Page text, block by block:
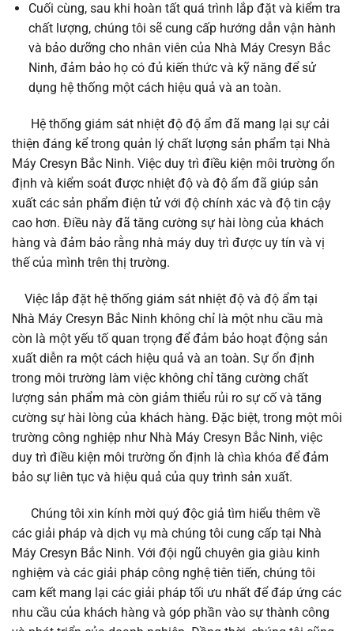
Cuối cùng, sau khi hoàn tất quá trình lắp đặt và kiểm tra
chất lượng, chúng tôi sẽ cung cấp hướng dẫn vận hành
và bảo dưỡng cho nhân viên của Nhà Máy Cresyn Bắc
Ninh, đảm bảo họ có đủ kiến thức và kỹ năng để sử
dụng hệ thống một cách hiệu quả và an toàn.
Hệ thống giám sát nhiệt độ độ ẩm đã mang lại sự cải
thiện đáng kể trong quản lý chất lượng sản phẩm tại Nhà
Máy Cresyn Bắc Ninh. Việc duy trì điều kiện môi trường ổn
định và kiểm soát được nhiệt độ và độ ẩm đã giúp sản
xuất các sản phẩm điện tử với độ chính xác và độ tin cậy
cao hơn. Điều này đã tăng cường sự hài lòng của khách
hàng và đảm bảo rằng nhà máy duy trì được uy tín và vị
thế của mình trên thị trường.
Việc lắp đặt hệ thống giám sát nhiệt độ và độ ẩm tại
Nhà Máy Cresyn Bắc Ninh không chỉ là một nhu cầu mà
còn là một yếu tố quan trọng để đảm bảo hoạt động sản
xuất diễn ra một cách hiệu quả và an toàn. Sự ổn định
trong môi trường làm việc không chỉ tăng cường chất
lượng sản phẩm mà còn giảm thiểu rủi ro sự cố và tăng
cường sự hài lòng của khách hàng. Đặc biệt, trong một môi
trường công nghiệp như Nhà Máy Cresyn Bắc Ninh, việc
duy trì điều kiện môi trường ổn định là chìa khóa để đảm
bảo sự liên tục và hiệu quả của quy trình sản xuất.
Chúng tôi xin kính mời quý độc giả tìm hiểu thêm về
các giải pháp và dịch vụ mà chúng tôi cung cấp tại Nhà
Máy Cresyn Bắc Ninh. Với đội ngũ chuyên gia giàu kinh
nghiệm và các giải pháp công nghệ tiên tiến, chúng tôi
cam kết mang lại các giải pháp tối ưu nhất để đáp ứng các
nhu cầu của khách hàng và góp phần vào sự thành công